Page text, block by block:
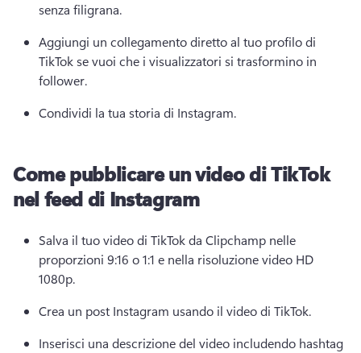
senza filigrana.
Aggiungi un collegamento diretto al tuo profilo di
TikTok se vuoi che i visualizzatori si trasformino in
follower.
Condividi la tua storia di Instagram.
Come pubblicare un video di TikTok
nel feed di Instagram
Salva il tuo video di TikTok da Clipchamp nelle
proporzioni 9:16 o 1:1 e nella risoluzione video HD
1080p.
Crea un post Instagram usando il video di TikTok.
Inserisci una descrizione del video includendo hashtag